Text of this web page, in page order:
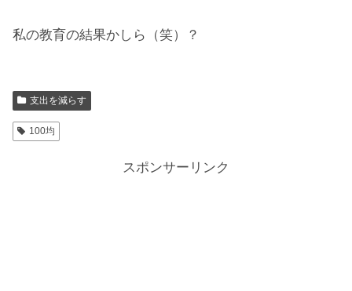
私の教育の結果かしら（笑）？
支出を減らす
100均
スポンサーリンク